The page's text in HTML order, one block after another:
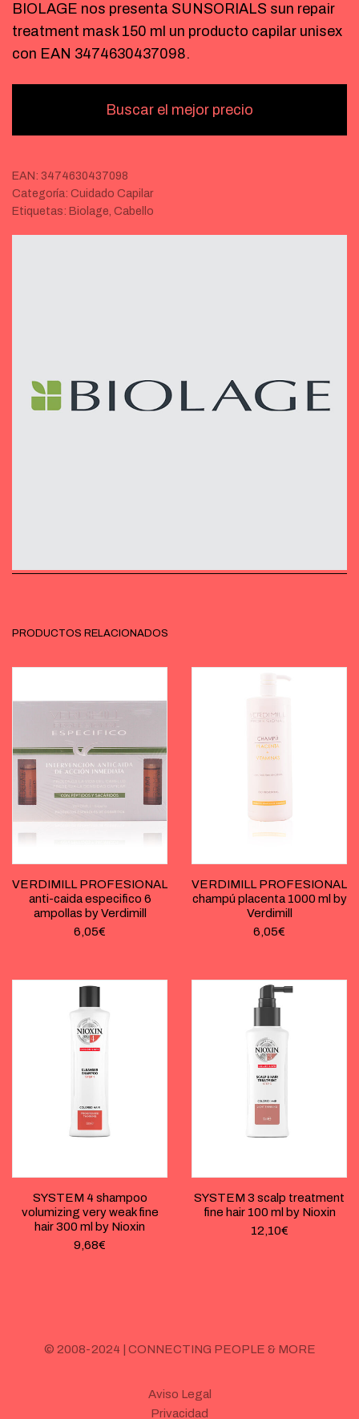
BIOLAGE nos presenta SUNSORIALS sun repair
treatment mask 150 ml un producto capilar unisex
con EAN 3474630437098.
Buscar el mejor precio
EAN: 3474630437098
Categoría: Cuidado Capilar
Etiquetas: Biolage, Cabello
PRODUCTOS RELACIONADOS
VERDIMILL PROFESIONAL
anti-caida especifico 6
ampollas by Verdimill
6,05€
VERDIMILL PROFESIONAL
champú placenta 1000 ml by
Verdimill
6,05€
SYSTEM 4 shampoo
volumizing very weak fine
hair 300 ml by Nioxin
9,68€
SYSTEM 3 scalp treatment
fine hair 100 ml by Nioxin
12,10€
© 2008-2024 | CONNECTING PEOPLE & MORE
Aviso Legal
Privacidad